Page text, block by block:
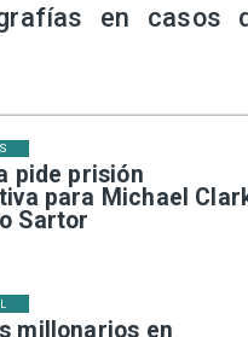
pide prisión
para Michael
Sartor
millonarios en
en casos